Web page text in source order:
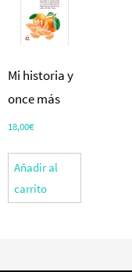
Mi historia y
once más
18,00€
Añadir al
carrito